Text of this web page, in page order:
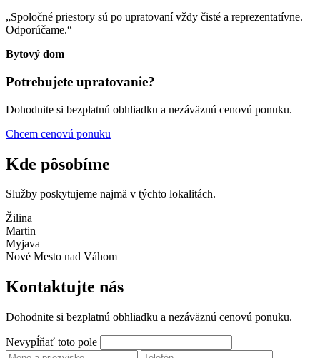
„Spoločné priestory sú po upratovaní vždy čisté a reprezentatívne.
Odporúčame.“
Bytový dom
Potrebujete upratovanie?
Dohodnite si bezplatnú obhliadku a nezáväznú cenovú ponuku.
Chcem cenovú ponuku
Kde pôsobíme
Služby poskytujeme najmä v týchto lokalitách.
Žilina
Martin
Myjava
Nové Mesto nad Váhom
Kontaktujte nás
Dohodnite si bezplatnú obhliadku a nezáväznú cenovú ponuku.
Nevypĺňať toto pole